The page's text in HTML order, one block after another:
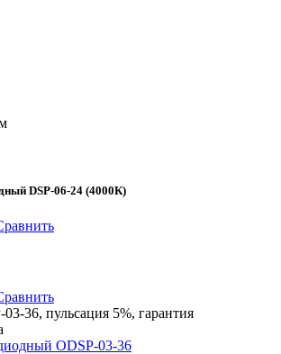
DSP-06-24 (4000К)
36, пульсация 5%, гарантия
ODSP-03-36